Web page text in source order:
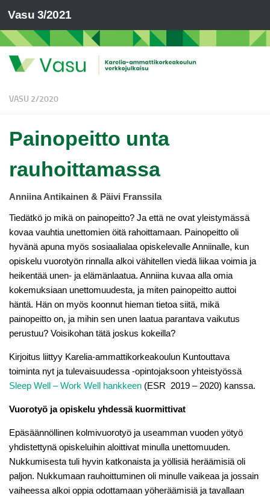
Vasu 3/2021
VASU 2/2020
Painopeitto unta
rauhoittamassa
Anniina Antikainen & Päivi Franssila
Tiedätkö jo mikä on painopeitto? Ja että ne ovat yleistymässä
kovaa vauhtia unettomien öitä rahoittamaan. Painopeitto oli
hyvänä apuna myös sosiaalialaa opiskelevalle Anniinalle, kun
opiskelu vuorotyön rinnalla alkoi vähitellen viedä liikaa voimia ja
heikentää unen- ja elämänlaatua. Anniina kuvaa alla omia
kokemuksiaan unettomuudesta, ja miten painopeitto auttoi
häntä. Hän on myös koonnut hieman tietoa siitä, mikä
painopeitto on, ja mihin sen unen laatua parantava vaikutus
perustuu? Voisikohan tätä joskus kokeilla?
Kirjoitus liittyy Karelia-ammattikorkeakoulun Kuntouttava
toiminta nyt ja tulevaisuudessa -opintojaksoon yhteistyössä
Sleep Well – Work Well hankkeen (ESR 2019 – 2020) kanssa.
Vuorotyö ja opiskelu yhdessä kuormittivat
Epäsäännöllinen kolmivuorotyö ja useamman vuoden yötyö
yhdistettynä opiskeluihin aloittivat minulla unettomuuden.
Nukkumisesta tuli hyvin katkonaista ja yöllisiä heräämisiä oli
paljon. Nukkumaan rauhoittuminen oli minulle vaikeaa ja jossain
vaiheessa alkoi oppia odottamaan yöheräämisiä ja tavallaan